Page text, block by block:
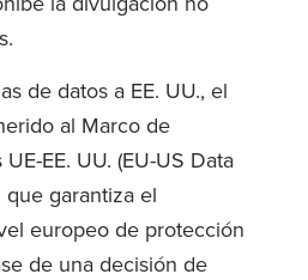
de datos a EE. UU., el
al Marco de
EE. UU. (EU-US Data
que garantiza el
europeo de protección
de una decisión de